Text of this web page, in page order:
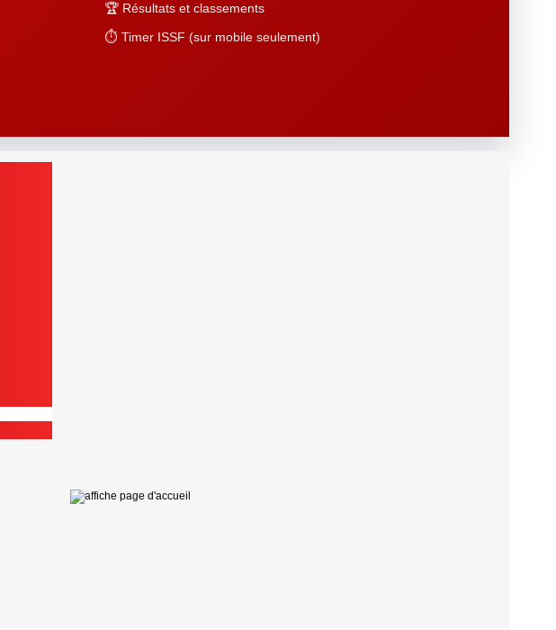
🏆 Résultats et classements
⏱️ Timer ISSF (sur mobile seulement)